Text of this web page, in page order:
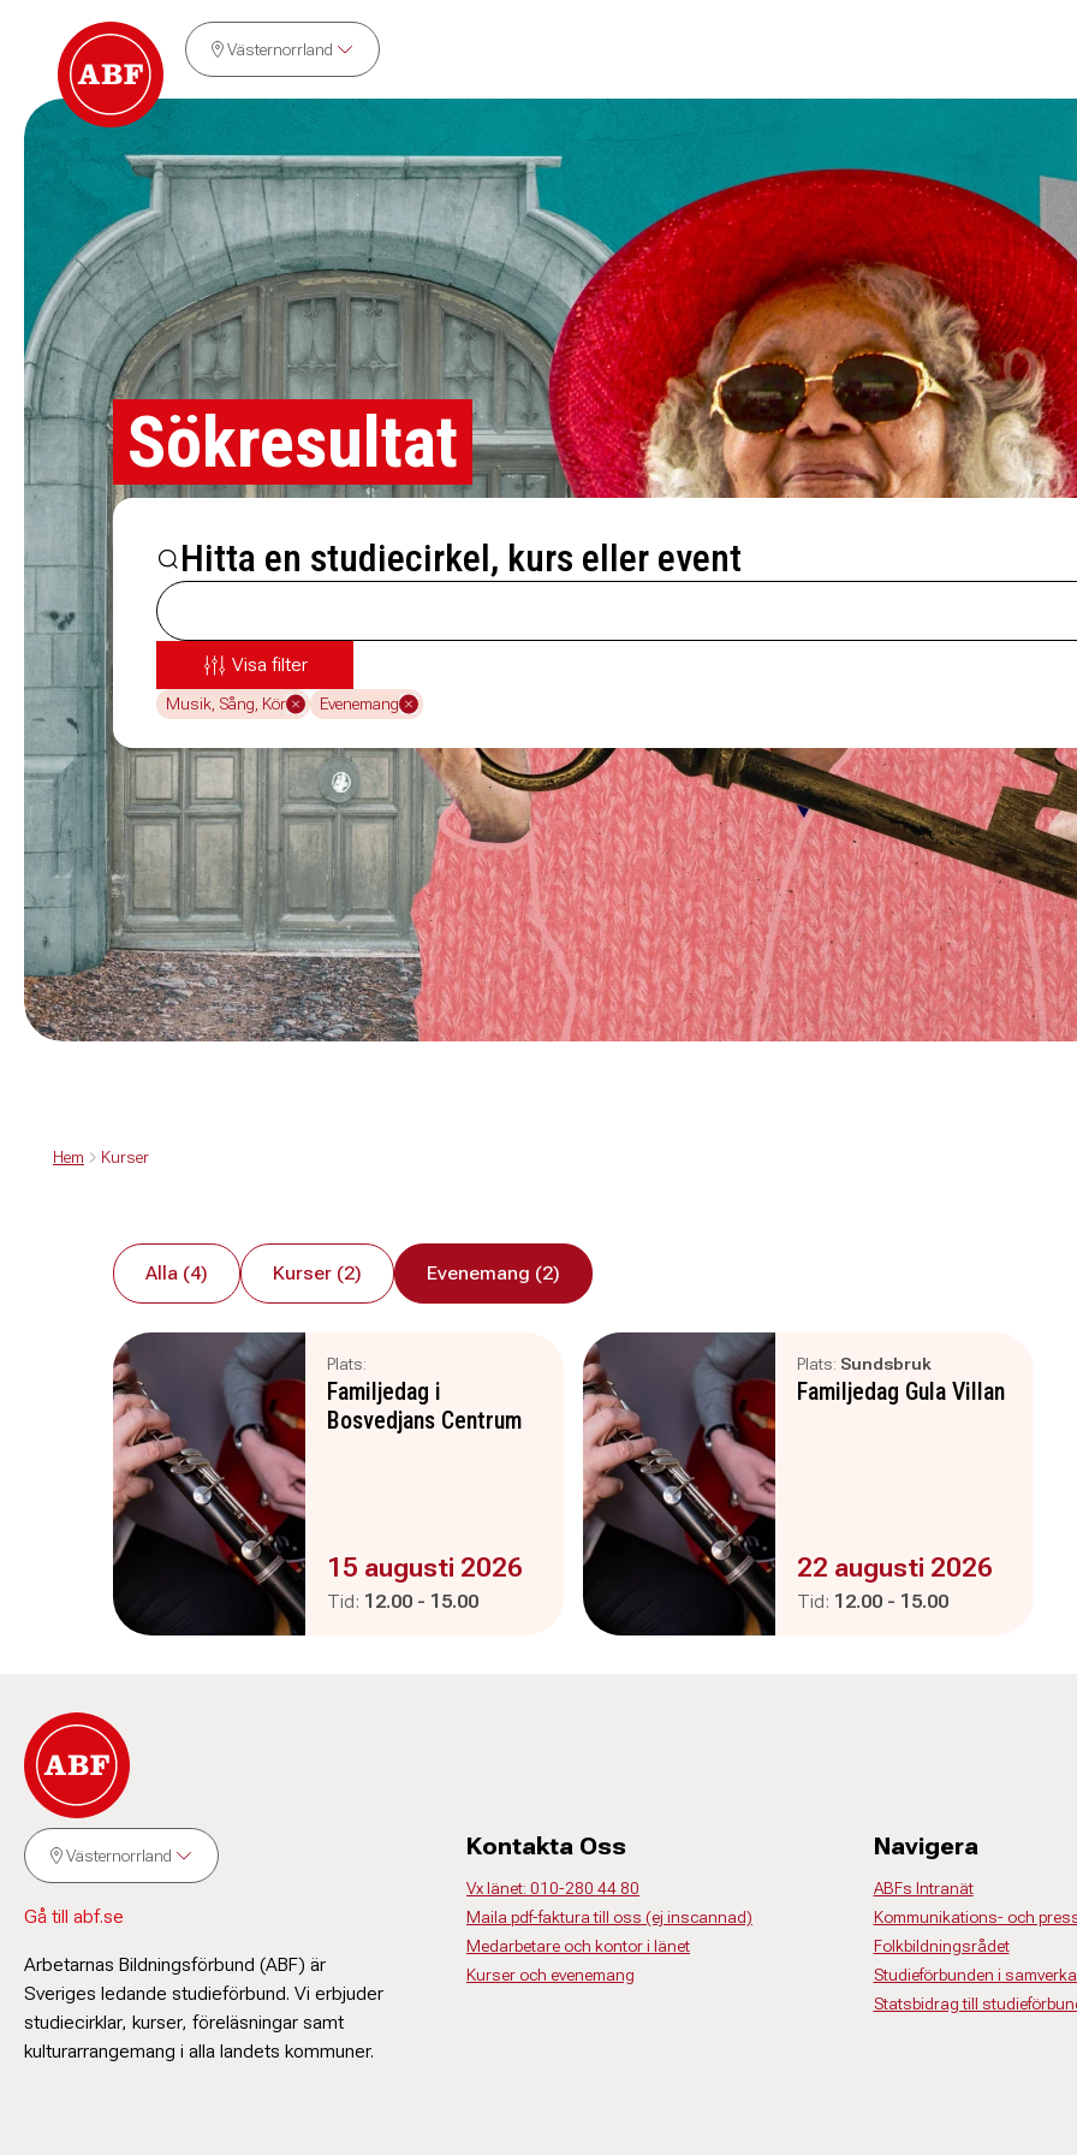
Västernorrland
Sökresultat
Hitta en studiecirkel, kurs eller event
Visa filter
Musik, Sång, Kör Evenemang
Hem Kurser
Alla (4) Kurser (2) Evenemang (2)
Plats:
Familjedag i
Bosvedjans Centrum
Evenemanget är :
15 augusti 2026
Tid: Pågår mellan
12.00 - och
15.00
Plats: Sundsbruk
Familjedag Gula Villan
Evenemanget är :
22 augusti 2026
Tid: Pågår mellan
12.00 - och
15.00
Västernorrland
Gå till abf.se
Arbetarnas Bildningsförbund (ABF) är
Sveriges ledande studieförbund. Vi erbjuder
studiecirklar, kurser, föreläsningar samt
kulturarrangemang i alla landets kommuner.
Kontakta Oss
Vx länet: 010-280 44 80
Maila pdf-faktura till oss (ej inscannad)
Medarbetare och kontor i länet
Kurser och evenemang
Navigera
ABFs Intranät
Kommunikations- och
Folkbildningsrådet
Studieförbunden i
Statsbidrag till